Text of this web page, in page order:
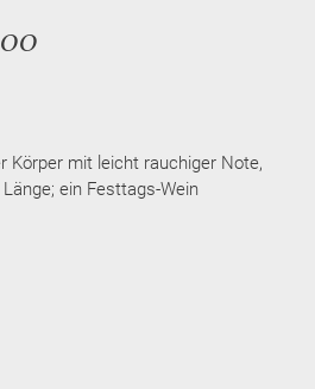
Körper mit leicht rauchiger Note,
ein Festtags-Wein